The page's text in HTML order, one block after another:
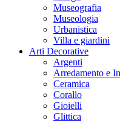
Museografia
Museologia
Urbanistica
Villa e giardini
Arti Decorative
Argenti
Arredamento e
Ceramica
Corallo
Gioielli
Glittica